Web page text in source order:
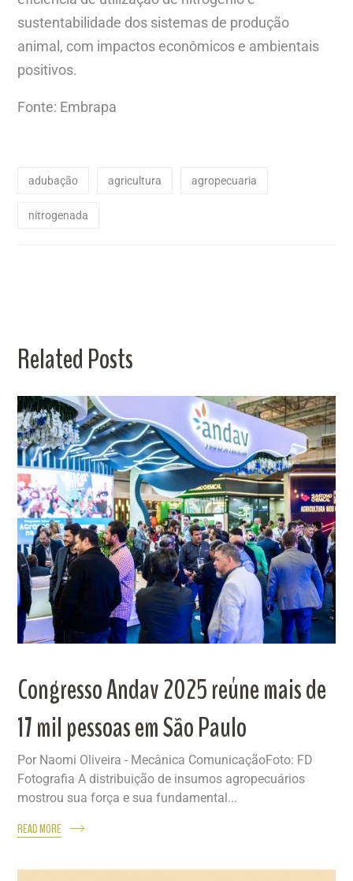
sustentabilidade dos sistemas de produção
animal, com impactos econômicos e ambientais
positivos.
Fonte: Embrapa
adubação agricultura agropecuaria
nitrogenada
Related Posts
Congresso Andav 2025 reúne mais de
17 mil pessoas em São Paulo
Por Naomi Oliveira - Mecânica ComunicaçãoFoto: FD
Fotografia A distribuição de insumos agropecuários
mostrou sua força e sua fundamental...
READ MORE